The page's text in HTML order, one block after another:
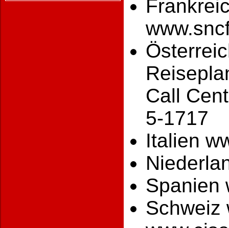
Call
5-1717
Italien
Spanien
Schweiz